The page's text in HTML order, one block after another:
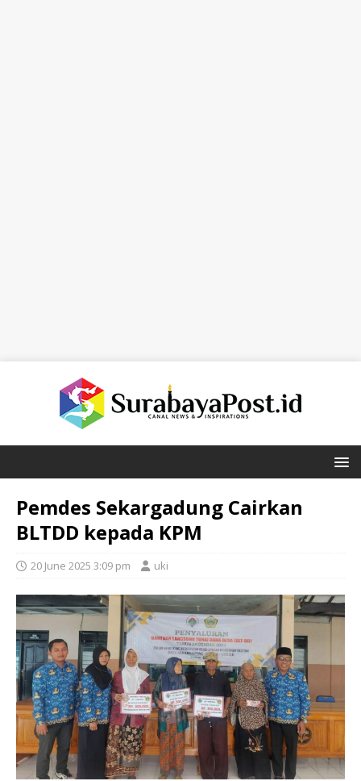
Pemdes Sekargadung Cairkan
BLTDD kepada KPM
20 June 2025 3:09 pm uki